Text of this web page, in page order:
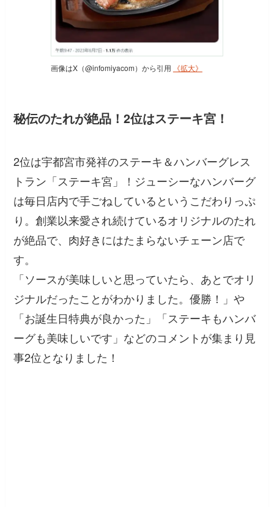
画像はX（@infomiyacom）から引用 《拡大》
秘伝のたれが絶品！2位はステーキ宮！
2位は宇都宮市発祥のステーキ＆ハンバーグレス
トラン「ステーキ宮」！ジューシーなハンバーグ
は毎日店内で手ごねしているというこだわりっぷ
り。創業以来愛され続けているオリジナルのたれ
が絶品で、肉好きにはたまらないチェーン店で
す。
「ソースが美味しいと思っていたら、あとでオリ
ジナルだったことがわかりました。優勝！」や
「お誕生日特典が良かった」「ステーキもハンバ
ーグも美味しいです」 などのコメントが集まり見
事2位となりました！